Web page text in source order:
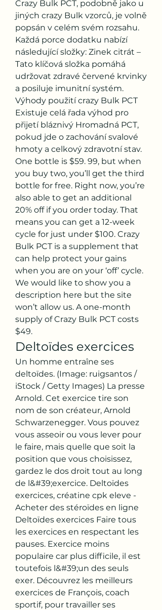
Crazy Bulk PCT, podobně jako u
jiných crazy Bulk vzorců, je volně
popsán v celém svém rozsahu.
Každá porce dodatku nabízí
následující složky: Zinek citrát –
Tato klíčová složka pomáhá
udržovat zdravé červené krvinky
a posiluje imunitní systém.
Výhody použití crazy Bulk PCT
Existuje celá řada výhod pro
přijetí bláznivý Hromadná PCT,
pokud jde o zachování svalové
hmoty a celkový zdravotní stav.
One bottle is $59. 99, but when
you buy two, you’ll get the third
bottle for free. Right now, you’re
also able to get an additional
20% off if you order today. That
means you can get a 12-week
cycle for just under $100. Crazy
Bulk PCT is a supplement that
can help protect your gains
when you are on your ‘off’ cycle.
We would like to show you a
description here but the site
won’t allow us. A one-month
supply of Crazy Bulk PCT costs
$49.
Deltoïdes exercices
Un homme entraîne ses
deltoïdes. (Image: ruigsantos /
iStock / Getty Images) La presse
Arnold. Cet exercice tire son
nom de son créateur, Arnold
Schwarzenegger. Vous pouvez
vous asseoir ou vous lever pour
le faire, mais quelle que soit la
position que vous choisissez,
gardez le dos droit tout au long
de l&#39;exercice. Deltoïdes
exercices, créatine cpk eleve -
Acheter des stéroïdes en ligne
Deltoïdes exercices Faire tous
les exercices en respectant les
pauses. Exercice moins
populaire car plus difficile, il est
toutefois l&#39;un des seuls
exer. Découvrez les meilleurs
exercices de François, coach
sportif, pour travailler ses